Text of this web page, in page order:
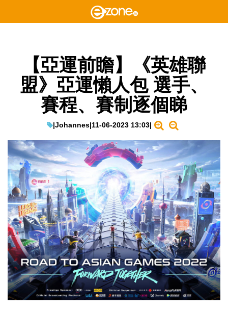
【亞運前瞻】《英雄聯
盟》亞運懶人包 選手、
賽程、賽制逐個睇
|Johannes|11-06-2023 13:03|